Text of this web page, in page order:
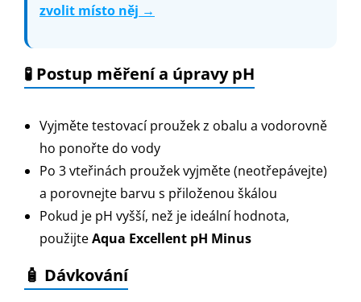
zvolit místo něj →
🧪 Postup měření a úpravy pH
Vyjměte testovací proužek z obalu a vodorovně
ho ponořte do vody
Po 3 vteřinách proužek vyjměte (neotřepávejte)
a porovnejte barvu s přiloženou škálou
Pokud je pH vyšší, než je ideální hodnota,
použijteAqua Excellent pH Minus
🧴 Dávkování